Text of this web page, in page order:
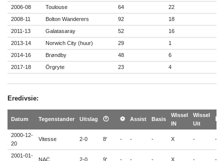
2006-08
Toulouse 64
22
2008-11
Bolton Wanderers 92
18
2011-13
Galatasaray 52
16
2013-14
Norwich City (huur) 29
1
2014-16
Brøndby 48
6
2017-18
Örgryte 23 4
Eredivsie:
Datum Tegenstander Uitslag 🕐 ⚽ Assist Basis
Wissel
IN
Wissel
Uit
2000-12-
20
Vitesse 2-0 8' - - - X - -
2001-01-
NAC 2-0 9' - - - X - -